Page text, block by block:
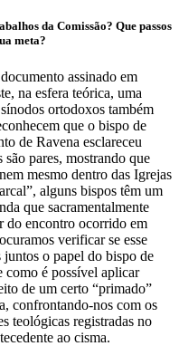
da Comissão? Que passos
meta?
assinado em
na esfera teórica, uma
ortodoxos também
que o bispo de
de Ravena esclareceu
pares, mostrando que
mesmo dentro das Igrejas
alguns bispos têm um
que sacramentalmente
do encontro ocorrido em
verificar se esse
o papel do bispo de
como é possível aplicar
de um certo “primado”
confrontando-nos com os
teológicas registradas no
ao cisma.